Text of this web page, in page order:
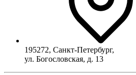
195272, Санкт-Петербург,
ул. Богословская, д. 13